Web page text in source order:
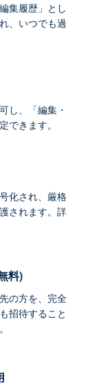
集履歴」とし
、いつでも過
し、「編集・
できます。
化され、厳格
されます。詳
料)
の方を、完全
招待すること
。